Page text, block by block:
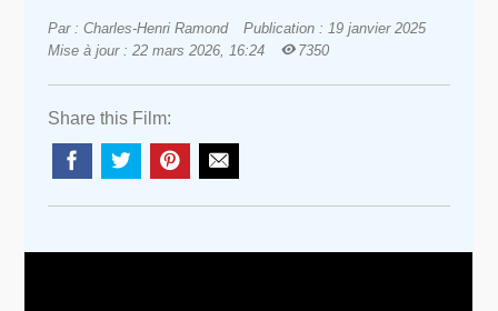
Par : Charles-Henri Ramond
Publication : 19 janvier 2025
Mise à jour : 22 mars 2026, 16:24
7350
Share this Film: